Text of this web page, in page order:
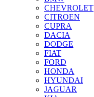
CHEVROLET
CITROEN
CUPRA
DACIA
DODGE
FIAT
FORD
HONDA
HYUNDAI
JAGUAR